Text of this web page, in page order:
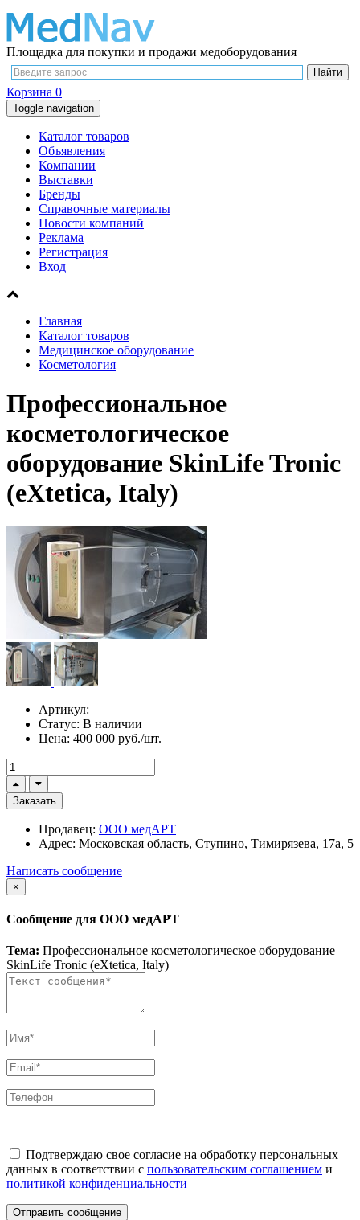
Площадка для покупки и продажи медоборудования
Корзина 0
Toggle navigation
Каталог товаров
Объявления
Компании
Выставки
Бренды
Справочные материалы
Новости компаний
Реклама
Регистрация
Вход
Главная
Каталог товаров
Медицинское оборудование
Косметология
Профессиональное
косметологическое
оборудование SkinLife Tronic
(eXtetica, Italy)
Артикул:
Статус: В наличии
Цена: 400 000 руб./шт.
Заказать
Продавец: ООО медАРТ
Адрес: Московская область, Ступино, Тимирязева, 17а, 5
Написать сообщение
×
Сообщение для ООО медАРТ
Тема: Профессиональное косметологическое оборудование
SkinLife Tronic (eXtetica, Italy)
Подтверждаю свое согласие на обработку персональных
данных в соответствии с пользовательским соглашением и
политикой конфиденциальности
Отправить сообщение